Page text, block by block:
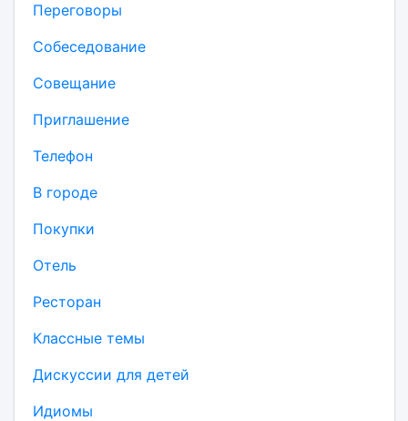
Переговоры
Собеседование
Совещание
Приглашение
Телефон
В городе
Покупки
Отель
Ресторан
Классные темы
Дискуссии для детей
Идиомы